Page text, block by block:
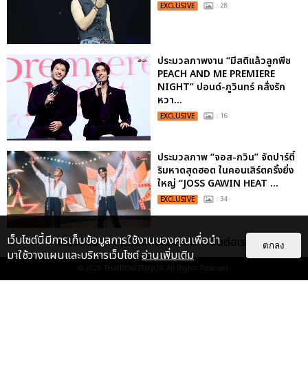
EXCLUSIVE : 28
ประมวลภาพงาน “มีสติแล้วลูกพีช
PEACH AND ME PREMIERE
NIGHT” ปอนด์-ภูวินทร์ คลั่งรัก
หวา...
EXCLUSIVE : 16
ประมวลภาพ “จอส-กวิน” จัดปาร์ตี้
ริมหาดสุดฮอต ในคอนเสิร์ตครั้งยิ่ง
ใหญ่ “JOSS GAWIN HEAT ...
EXCLUSIVE : 34
“ช่วงเวลาที่ไม่ได้เจอกันพิสูจน์แล้วว่า
รักแท้จะไม่มีวันจางหาย” ประมวล
ภาพ JAEHYUN กับแฟน...
เกี่ยวกับเรา ติดต่อลงโฆษณา ติดต่อเรา
© 2026 THAITICKETMAJOR All Rights Reserved.
เว็บไซต์นี้มีการเก็บข้อมูลการใช้งานของคุณเพื่อนำ
มาใช้วางแผนและบริหารเว็บไซต์อ่านเพิ่มเติม
ตกลง